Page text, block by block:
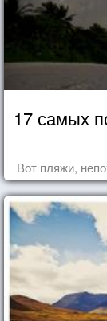
17 самых
Вот пляжи,